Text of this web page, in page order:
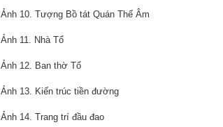
Ảnh 10. Tượng Bồ tát Quán Thế Âm
Ảnh 11. Nhà Tổ
Ảnh 12. Ban thờ Tổ
Ảnh 13. Kiến trúc tiền đường
Ảnh 14. Trang trí đầu đao